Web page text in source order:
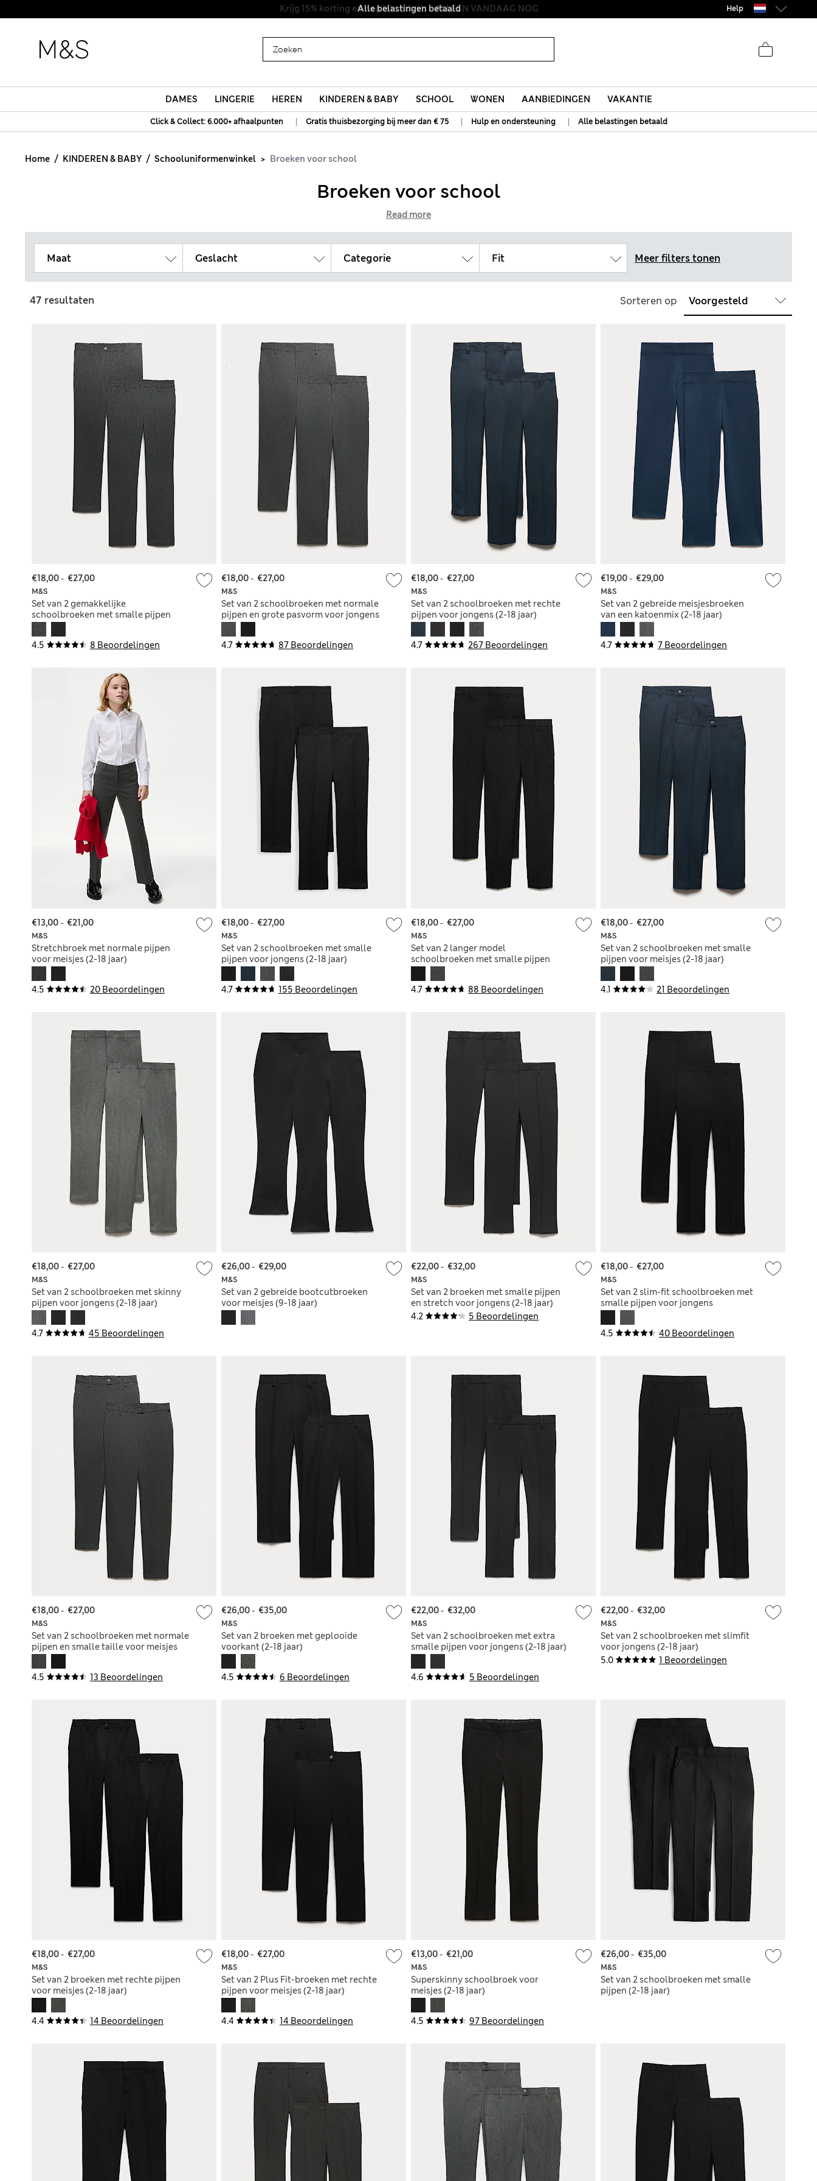
Alle belastingen betaald Help
DAMES LINGERIE HEREN KINDEREN & BABY SCHOOL WONEN AANBIEDINGEN VAKANTIE
Click & Collect: 6.000+ afhaalpunten | Gratis thuisbezorging bij meer dan € 75 | Hulp en ondersteuning | Alle belastingen betaald
Home KINDEREN & BABY Schooluniformenwinkel Broeken voor school
Broeken voor school
Read more
Maat Geslacht Categorie Fit Meer filters tonen
47 resultaten Sorteren op
4.5 8 Beoordelingen
M&S
Set van 2 gemakkelijke
schoolbroeken met smalle pijpen
voor meisjes (3-18 jaar)
€18,00- €27,00
4.7 87 Beoordelingen
M&S
Set van 2 schoolbroeken met normale
pijpen en grote pasvorm voor jongens
€18,00- €27,00
4.7 267 Beoordelingen
M&S
Set van 2 schoolbroeken met rechte
pijpen voor jongens (2-18 jaar)
€18,00- €27,00
4.7 7 Beoordelingen
M&S
Set van 2 gebreide meisjesbroeken
van een katoenmix (2-18 jaar)
€19,00- €29,00
4.5 20 Beoordelingen
M&S
Stretchbroek met normale pijpen
voor meisjes (2-18 jaar)
€13,00- €21,00
4.7 155 Beoordelingen
M&S
Set van 2 schoolbroeken met smalle
pijpen voor jongens (2-18 jaar)
€18,00- €27,00
4.7 88 Beoordelingen
M&S
Set van 2 langer model
schoolbroeken met smalle pijpen
voor jongens (2-18 jaar)
€18,00- €27,00
4.1 21 Beoordelingen
M&S
Set van 2 schoolbroeken met smalle
pijpen voor meisjes (2-18 jaar)
€18,00- €27,00
4.7 45 Beoordelingen
M&S
Set van 2 schoolbroeken met skinny
pijpen voor jongens (2-18 jaar)
€18,00- €27,00
M&S
Set van 2 gebreide bootcutbroeken
voor meisjes (9-18 jaar)
€26,00- €29,00
4.2 5 Beoordelingen
M&S
Set van 2 broeken met smalle pijpen
en stretch voor jongens (2-18 jaar)
€22,00- €32,00
4.5 40 Beoordelingen
M&S
Set van 2 slim-fit schoolbroeken met
smalle pijpen voor jongens
€18,00- €27,00
4.5 13 Beoordelingen
M&S
Set van 2 schoolbroeken met normale
pijpen en smalle taille voor meisjes
€18,00- €27,00
4.5 6 Beoordelingen
M&S
Set van 2 broeken met geplooide
voorkant (2-18 jaar)
€26,00- €35,00
4.6 5 Beoordelingen
M&S
Set van 2 schoolbroeken met extra
smalle pijpen voor jongens (2-18 jaar)
€22,00- €32,00
5.0 1 Beoordelingen
M&S
Set van 2 schoolbroeken met slimfit
voor jongens (2-18 jaar)
€22,00- €32,00
4.4 14 Beoordelingen
M&S
Set van 2 broeken met rechte pijpen
voor meisjes (2-18 jaar)
€18,00- €27,00
4.4 14 Beoordelingen
M&S
Set van 2 Plus Fit-broeken met rechte
pijpen voor meisjes (2-18 jaar)
€18,00- €27,00
4.5 97 Beoordelingen
M&S
Superskinny schoolbroek voor
meisjes (2-18 jaar)
€13,00- €21,00
M&S
Set van 2 schoolbroeken met smalle
pijpen (2-18 jaar)
€26,00- €35,00